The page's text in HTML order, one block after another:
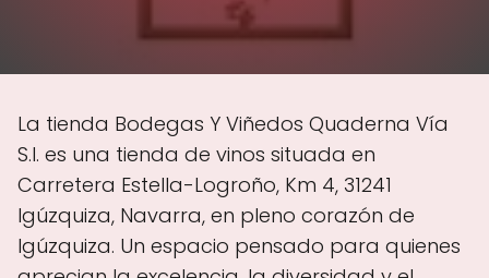
La tienda Bodegas Y Viñedos Quaderna Vía
S.l. es una tienda de vinos situada en
Carretera Estella-Logroño, Km 4, 31241
Igúzquiza, Navarra, en pleno corazón de
Igúzquiza. Un espacio pensado para quienes